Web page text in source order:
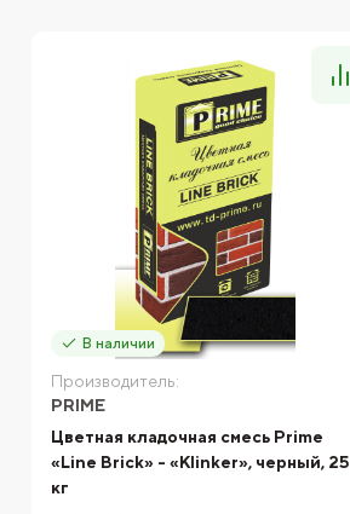
В наличии
Производитель:
PRIME
Цветная кладочная смесь Prime
«Line Brick» - «Klinker», черный, 25
кг